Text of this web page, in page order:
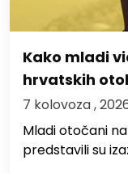
Kako mladi
hrvatskih
7 kolovoza ,
Mladi otočani
predstavili su